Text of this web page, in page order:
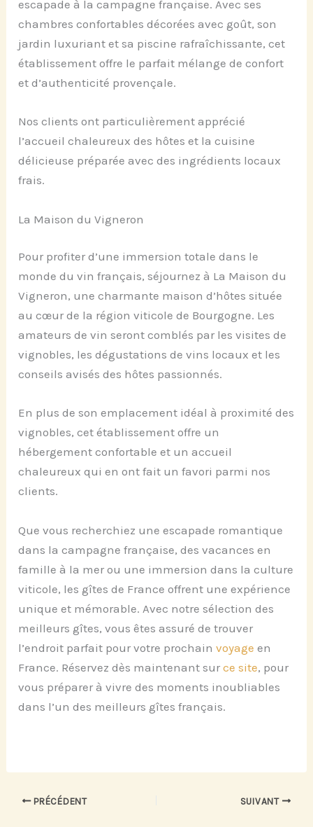
escapade à la campagne française. Avec ses
chambres confortables décorées avec goût, son
jardin luxuriant et sa piscine rafraîchissante, cet
établissement offre le parfait mélange de confort
et d’authenticité provençale.
Nos clients ont particulièrement apprécié
l’accueil chaleureux des hôtes et la cuisine
délicieuse préparée avec des ingrédients locaux
frais.
La Maison du Vigneron
Pour profiter d’une immersion totale dans le
monde du vin français, séjournez à La Maison du
Vigneron, une charmante maison d’hôtes située
au cœur de la région viticole de Bourgogne. Les
amateurs de vin seront comblés par les visites de
vignobles, les dégustations de vins locaux et les
conseils avisés des hôtes passionnés.
En plus de son emplacement idéal à proximité des
vignobles, cet établissement offre un
hébergement confortable et un accueil
chaleureux qui en ont fait un favori parmi nos
clients.
Que vous recherchiez une escapade romantique
dans la campagne française, des vacances en
famille à la mer ou une immersion dans la culture
viticole, les gîtes de France offrent une expérience
unique et mémorable. Avec notre sélection des
meilleurs gîtes, vous êtes assuré de trouver
l’endroit parfait pour votre prochainvoyage en
France. Réservez dès maintenant surce site, pour
vous préparer à vivre des moments inoubliables
dans l’un des meilleurs gîtes français.
PRÉCÉDENT SUIVANT